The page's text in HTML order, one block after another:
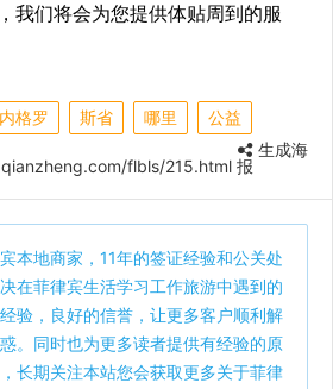
我们将会为您提供体贴周到的服
内格罗 斯省 哪里
公益
flbls/215.html
生成海
报
本地商家，11年的签证经验和公关处
在菲律宾生活学习工作旅游中遇到的
验，良好的信誉，让更多客户顺利解
。同时也为更多读者提供有经验的原
长期关注本站您会获取更多关于菲律